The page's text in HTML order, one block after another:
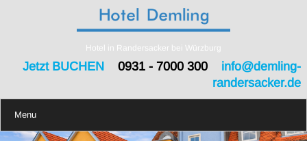
Hotel in Randersacker bei Würzburg
Jetzt BUCHEN0931 - 7000 300 info@demling-
randersacker.de
Menu